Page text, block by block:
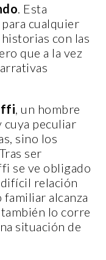
. Esta
cualquier
con las
que a la vez
, un hombre
cuya peculiar
sino los
ser
se ve obligado
relación
alcanza
lo corre
situación de